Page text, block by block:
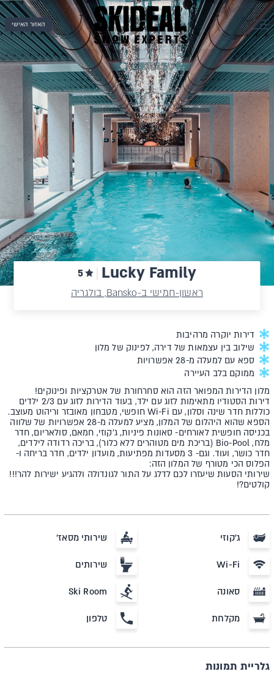
האזור האישי
Lucky Family
5
ראשון-חמישי ב-Bansko, בולגריה
דירות יוקרה מרהיבות
שילוב בין עצמאות של דירה, לפינוק של מלון
ספא עם למעלה מ-28 אפשרויות
ממוקם בלב העיירה
מלון הדירות המפואר הזה הוא סחרחורת של אטרקציות ופינוקים!
דירות הסטודיו מתאימות לזוג עם ילד, בעוד הדירות לזוג עם 2/3 ילדים
כוללות חדר שינה וסלון, עם Wi-Fi חופשי, מטבחון מאובזר וריהוט מעוצב.
הספא שהוא היהלום של המלון, מציע למעלה מ-28 אפשרויות של שלווה
בכניסה חופשית לאורחים- סאונות פיניות, ג'קוזי, חמאם, סולאריום, חדר
מלח, Bio-Pool (בריכת מים מטוהרים ללא כלור), בריכה רדודה לילדים,
חדר כושר, ועוד. וגם- 3 מסעדות מפתיעות, מועדון ילדים, חדר בריחה ו-
הפלוס הכי מטורף של המלון הזה:
שירותי הסעות שיעזרו לכם לדלג על התור לגונדולה ולהגיע ישירות להר!!!
קולטים?!
ג'קוזי שירותי מסאז'
Wi-Fi שירותים
סאונה Ski Room
מקלחת טלפון
גלריית תמונות